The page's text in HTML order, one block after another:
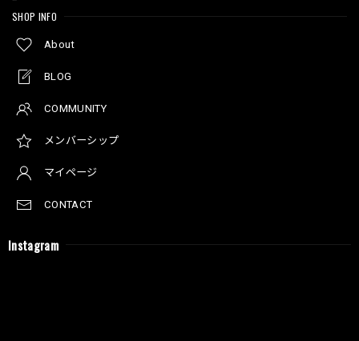
SHOP INFO
About
BLOG
COMMUNITY
メンバーシップ
マイページ
CONTACT
Instagram